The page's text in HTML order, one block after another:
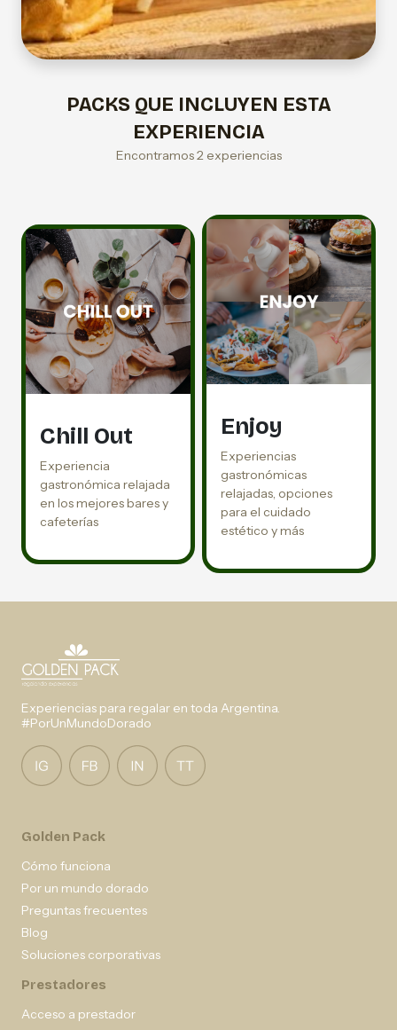
PACKS QUE INCLUYEN ESTA
EXPERIENCIA
Encontramos 2 experiencias
Chill Out
Experiencia
gastronómica relajada
en los mejores bares y
cafeterías
Enjoy
Experiencias
gastronómicas
relajadas, opciones
para el cuidado
estético y más
Experiencias para regalar en toda Argentina.
#PorUnMundoDorado
Golden Pack
Cómo funciona
Por un mundo dorado
Preguntas frecuentes
Blog
Soluciones corporativas
Prestadores
Acceso a prestador